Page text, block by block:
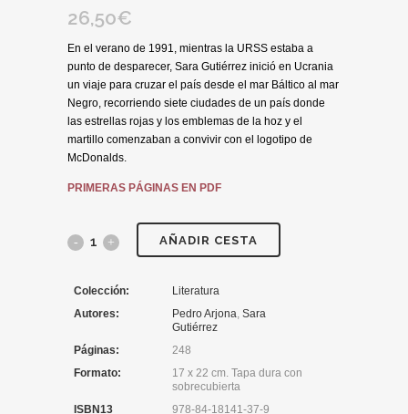
26,50€
En el verano de 1991, mientras la URSS estaba a
punto de desparecer, Sara Gutiérrez inició en Ucrania
un viaje para cruzar el país desde el mar Báltico al mar
Negro, recorriendo siete ciudades de un país donde
las estrellas rojas y los emblemas de la hoz y el
martillo comenzaban a convivir con el logotipo de
McDonalds.
PRIMERAS PÁGINAS EN PDF
AÑADIR CESTA
Colección:
Literatura
Autores:
Pedro Arjona, Sara
Gutiérrez
Páginas:
248
Formato:
17 x 22 cm. Tapa dura con
sobrecubierta
ISBN13
978-84-18141-37-9